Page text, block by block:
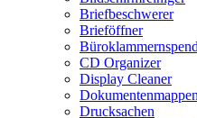
Briefbeschwerer
Brieföffner
CD Organizer
Display Cleaner
Dokumentenmappen
Drucksachen